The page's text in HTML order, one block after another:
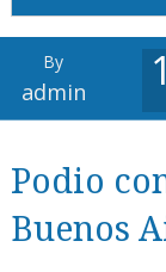
By
admin
Podio
Buenos